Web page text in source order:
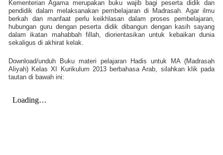
Kementerian Agama merupakan buku wajib bagi peserta didik dan
pendidik dalam melaksanakan pembelajaran di Madrasah. Agar ilmu
berkah dan manfaat perlu keikhlasan dalam proses pembelajaran,
hubungan guru dengan peserta didik dibangun dengan kasih sayang
dalam ikatan mahabbah fillah, diorientasikan untuk kebaikan dunia
sekaligus di akhirat kelak.
Download/unduh Buku materi pelajaran Hadis untuk MA (Madrasah
Aliyah) Kelas XI Kurikulum 2013 berbahasa Arab, silahkan klik pada
tautan di bawah ini: